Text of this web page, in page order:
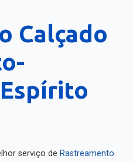
Calçado
serviço de Rastreamento